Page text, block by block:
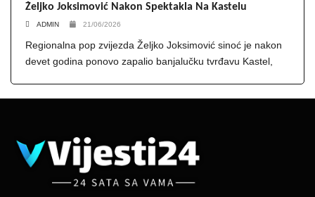
Željko Joksimović Nakon Spektakla Na Kastelu
ADMIN 21/06/2026
Regionalna pop zvijezda Željko Joksimović sinoć je nakon
devet godina ponovo zapalio banjalučku tvrđavu Kastel,